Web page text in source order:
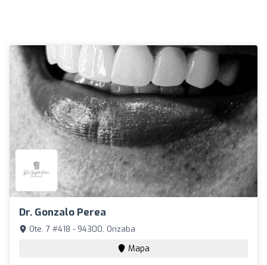
Dr. Gonzalo Perea
Ote. 7 #418 - 94300, Orizaba
Mapa